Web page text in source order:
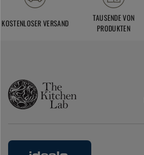
KOSTENLOSER VERSAND
TAUSENDE VON
PRODUKTEN